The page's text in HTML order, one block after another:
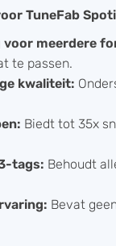
TuneFab
voor meerdere
te passen.
kwaliteit:
Biedt tot 35x
tags: Behoudt
Bevat